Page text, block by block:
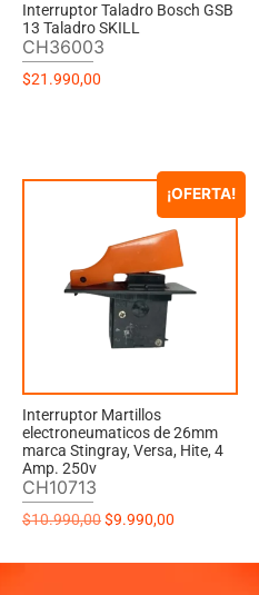
Interruptor Taladro Bosch GSB
13 Taladro SKILL
CH36003
$21.990,00
¡OFERTA!
Interruptor Martillos
electroneumaticos de 26mm
marca Stingray, Versa, Hite, 4
Amp. 250v
CH10713
$10.990,00$9.990,00